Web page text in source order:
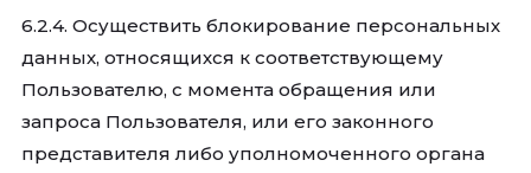
6.2.4. Осуществить блокирование персональных
данных, относящихся к соответствующему
Пользователю, с момента обращения или
запроса Пользователя, или его законного
представителя либо уполномоченного органа